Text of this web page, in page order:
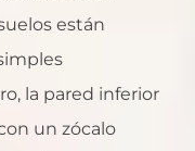
están
la pared inferior
un zócalo